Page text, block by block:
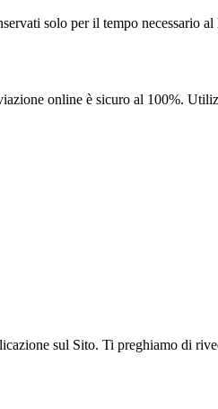
solo per il tempo necessario
online è sicuro al 100%.
sul Sito. Ti preghiamo di